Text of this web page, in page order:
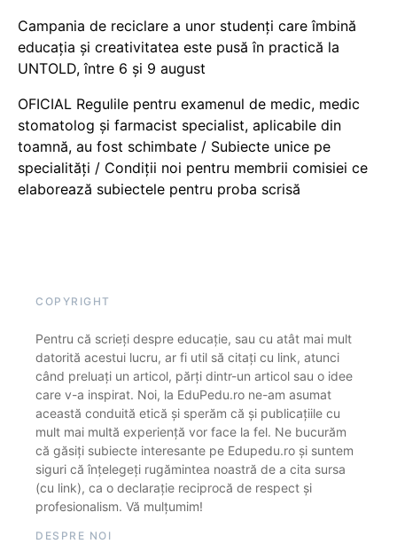
Campania de reciclare a unor studenți care îmbină
educația și creativitatea este pusă în practică la
UNTOLD, între 6 și 9 august
OFICIAL Regulile pentru examenul de medic, medic
stomatolog și farmacist specialist, aplicabile din
toamnă, au fost schimbate / Subiecte unice pe
specialități / Condiții noi pentru membrii comisiei ce
elaborează subiectele pentru proba scrisă
COPYRIGHT
Pentru că scrieți despre educație, sau cu atât mai mult
datorită acestui lucru, ar fi util să citați cu link, atunci
când preluați un articol, părți dintr-un articol sau o idee
care v-a inspirat. Noi, la EduPedu.ro ne-am asumat
această conduită etică și sperăm că și publicațiile cu
mult mai multă experiență vor face la fel. Ne bucurăm
că găsiți subiecte interesante pe Edupedu.ro și suntem
siguri că înțelegeți rugămintea noastră de a cita sursa
(cu link), ca o declarație reciprocă de respect și
profesionalism. Vă mulțumim!
DESPRE NOI